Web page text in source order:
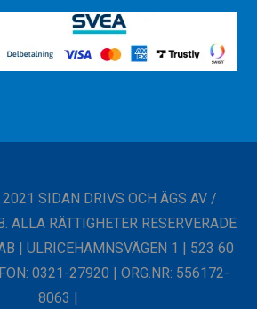
SIDAN DRIVS OCH ÄGS AV /
ALLA RÄTTIGHETER RESERVERADE
| ULRICEHAMNSVÄGEN 1 | 523 60
0321-27920 | ORG.NR: 556172-
8063 |